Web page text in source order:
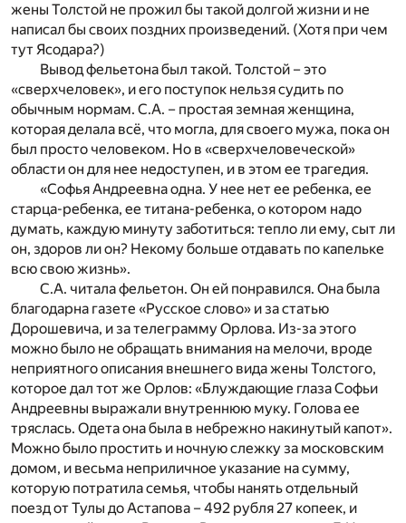
жены Толстой не прожил бы такой долгой жизни и не
написал бы своих поздних произведений. (Хотя при чем
тут Ясодара?)
Вывод фельетона был такой. Толстой – это
«сверхчеловек», и его поступок нельзя судить по
обычным нормам. С.А. – простая земная женщина,
которая делала всё, что могла, для своего мужа, пока он
был просто человеком. Но в «сверхчеловеческой»
области он для нее недоступен, и в этом ее трагедия.
«Софья Андреевна одна. У нее нет ее ребенка, ее
старца-ребенка, ее титана-ребенка, о котором надо
думать, каждую минуту заботиться: тепло ли ему, сыт ли
он, здоров ли он? Некому больше отдавать по капельке
всю свою жизнь».
С.А. читала фельетон. Он ей понравился. Она была
благодарна газете «Русское слово» и за статью
Дорошевича, и за телеграмму Орлова. Из-за этого
можно было не обращать внимания на мелочи, вроде
неприятного описания внешнего вида жены Толстого,
которое дал тот же Орлов: «Блуждающие глаза Софьи
Андреевны выражали внутреннюю муку. Голова ее
тряслась. Одета она была в небрежно накинутый капот».
Можно было простить и ночную слежку за московским
домом, и весьма неприличное указание на сумму,
которую потратила семья, чтобы нанять отдельный
поезд от Тулы до Астапова – 492 рубля 27 копеек, и